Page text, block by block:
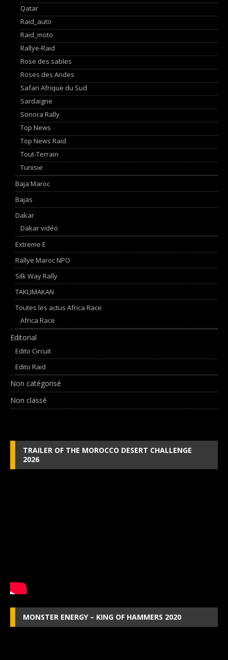
Qatar
Raid_auto
Raid_moto
Rallye-Raid
Rose des sables
Roses des Andes
Safari Afrique du Sud
Sardaigne
Sonora Rally
Top News
Top News Raid
Tout-Terrain
Tunisie
Baja Maroc
Bajas
Dakar
Dakar vidéo
Extreme E
Rallye Maroc NPO
Silk Way Rally
TAKLIMAKAN
Toutes les actus Africa Race
Africa Race
Editorial
Edito Circuit
Edito Raid
Non catégorisé
Non classé
TRAILER OF THE MOROCCO DESERT CHALLENGE
2026
MONSTER ENERGY – KING OF HAMMERS 2020